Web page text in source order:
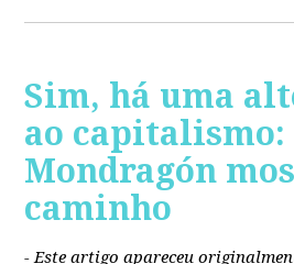
Sim, há uma
ao capitalismo:
Mondragón
caminho
- Este artigo apareceu